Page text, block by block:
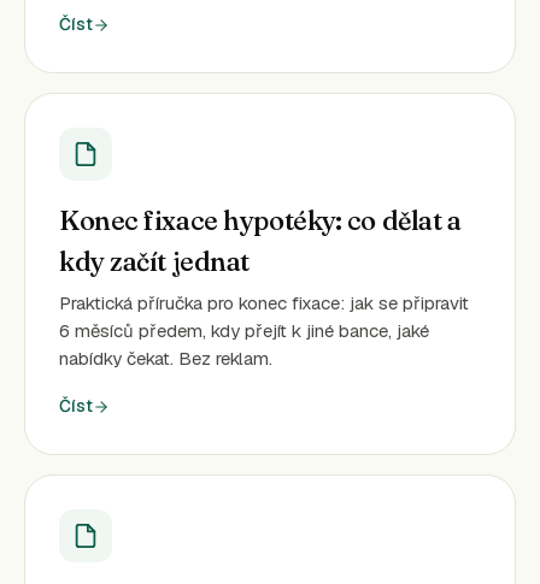
Číst
Konec fixace hypotéky: co dělat a
kdy začít jednat
Praktická příručka pro konec fixace: jak se připravit
6 měsíců předem, kdy přejít k jiné bance, jaké
nabídky čekat. Bez reklam.
Číst